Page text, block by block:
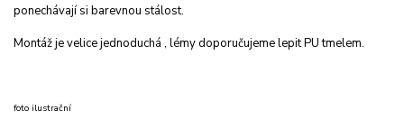
ponechávají si barevnou stálost.
Montáž je velice jednoduchá , lémy doporučujeme lepit PU tmelem.
foto ilustrační